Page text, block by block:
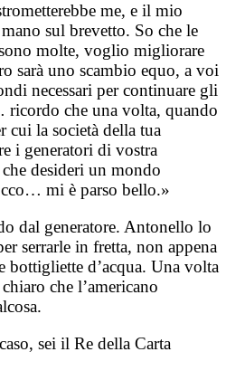
me, e il mio
sul brevetto. So che le
molte, voglio migliorare
sarà uno scambio equo, a voi
necessari per continuare gli
che una volta, quando
la società della tua
i generatori di vostra
desideri un mondo
mi è parso bello.»
dal generatore. Antonello lo
serrarle in fretta, non appena
bottigliette d’acqua. Una volta
che l’americano
sei il Re della Carta